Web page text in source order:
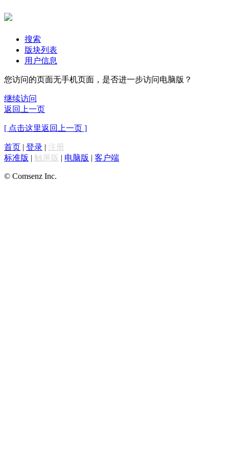
搜索
版块列表
用户信息
您访问的页面无手机页面，是否进一步访问电脑版？
继续访问
返回上一页
[ 点击这里返回上一页 ]
首页 | 登录 | 注册
标准版 | 触屏版 | 电脑版 | 客户端
© Comsenz Inc.